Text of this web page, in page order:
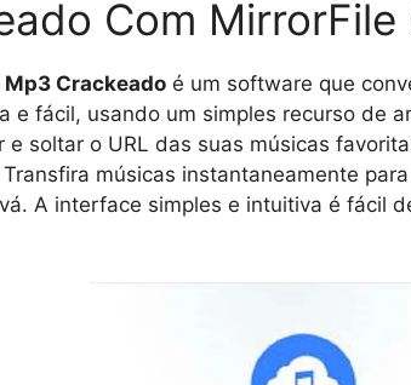
Com
Crackeado é um software que
e fácil, usando um simples recurso de
e soltar o URL das suas músicas
músicas instantaneamente
A interface simples e intuitiva é fácil